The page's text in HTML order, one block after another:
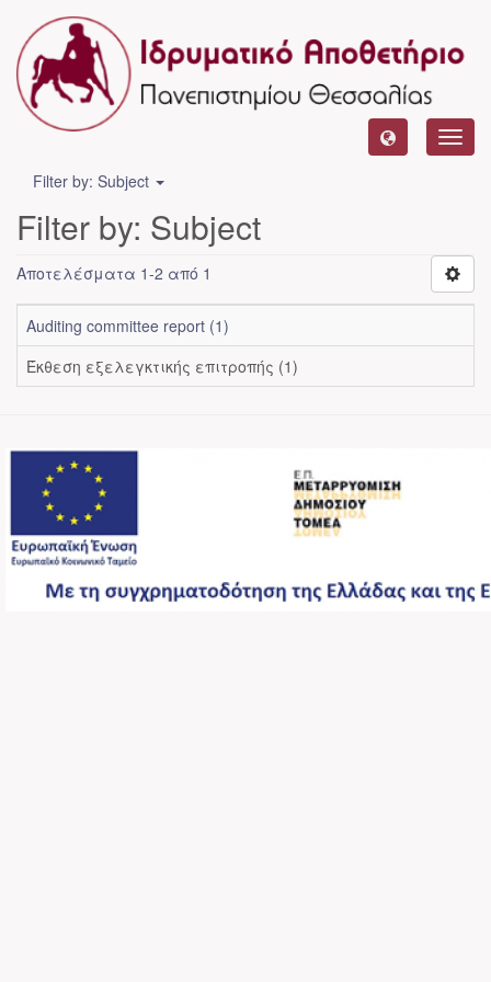
Filter by: Subject
Filter by: Subject
Αποτελέσματα 1-2 από 1
Auditing committee report (1)
Έκθεση εξελεγκτικής επιτροπής (1)